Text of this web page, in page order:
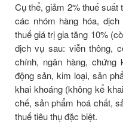
Cụ thể, giảm 2% thuế suất
các nhóm hàng hóa,
thuế giá trị gia tăng 10%
dịch vụ sau: viễn thông,
chính, ngân hàng, chứng
động sản, kim loại, sản
khai khoáng (không kể
chế, sản phẩm hoá chất,
thuế tiêu thụ đặc biệt.